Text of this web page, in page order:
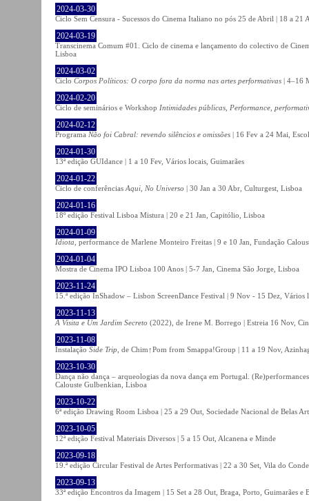
2024-03-30
Ciclo Sem Censura - Sucessos do Cinema Italiano no pós 25 de Abril | 18 a
2024-03-19
Transcinema Comum #01. Ciclo de cinema e lançamento do colectivo de
Lisboa
2024-03-02
Ciclo Corpos Políticos: O corpo fora da norma nas artes performativas | 4–16
2024-02-20
Ciclo de seminários e Workshop Intimidades públicas, Performance,
2024-02-12
Programa Não foi Cabral: revendo silêncios e omissões | 16 Fev a 24 Mai,
2024-01-30
13ª edição GUIdance | 1 a 10 Fev, Vários locais, Guimarães
2024-01-22
Ciclo de conferências Aqui, No Universo | 30 Jan a 30 Abr, Culturgest, Lisboa
2024-01-16
18º edição Festival Lisboa Mistura | 20 e 21 Jan, Capitólio, Lisboa
2024-01-09
Idiota , performance de Marlene Monteiro Freitas | 9 e 10 Jan, Fundação
2024-01-04
Mostra de Cinema IPO Lisboa 100 Anos | 5-7 Jan, Cinema São Jorge, Lisboa
2023-11-24
15.ª edição InShadow – Lisbon ScreenDance Festival | 9 Nov - 15 Dez, Vários
2023-11-13
A Visita e Um Jardim Secreto (2022), de Irene M. Borrego | Estreia 16 Nov,
2023-11-08
Instalação Side Trip , de Chim↑Pom from Smappa!Group | 11 a 19 Nov,
2023-10-30
Dança não dança – arqueologias da nova dança em Portugal.
Calouste Gulbenkian, Lisboa
2023-10-22
6ª edição Drawing Room Lisboa | 25 a 29 Out, Sociedade Nacional de Belas
2023-10-05
12ª edição Festival Materiais Diversos | 5 a 15 Out, Alcanena e Minde
2023-09-18
19.ª edição Circular Festival de Artes Performativas | 22 a 30 Set, Vila do Conde
2023-09-13
33ª edição Encontros da Imagem | 15 Set a 28 Out, Braga, Porto, Guimarães e